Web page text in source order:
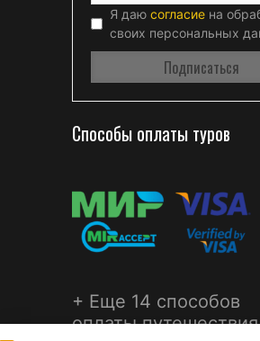
Я даю согласие на
своих персональных
Способы оплаты туров
+ Еще 14 способов
оплаты путешествия